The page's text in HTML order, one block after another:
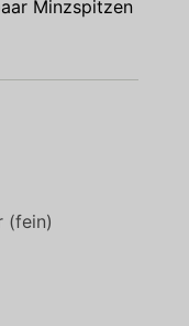
Minzspitzen
(fein)